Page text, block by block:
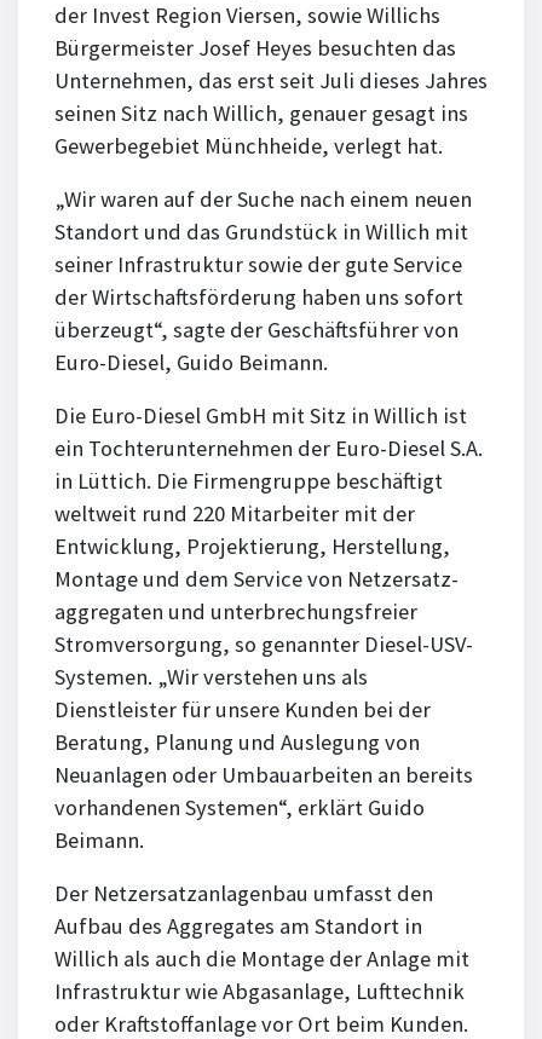
der Invest Region Viersen, sowie Willichs
Bürgermeister Josef Heyes besuchten das
Unternehmen, das erst seit Juli dieses Jahres
seinen Sitz nach Willich, genauer gesagt ins
Gewerbegebiet Münchheide, verlegt hat.
„Wir waren auf der Suche nach einem neuen
Standort und das Grundstück in Willich mit
seiner Infrastruktur sowie der gute Service
der Wirtschafts­förderung haben uns sofort
überzeugt“, sagte der Geschäftsführer von
Euro-Diesel, Guido Beimann.
Die Euro-Diesel GmbH mit Sitz in Willich ist
ein Tochter­unternehmen der Euro-Diesel S.A.
in Lüttich. Die Firmengruppe beschäftigt
weltweit rund 220 Mitarbeiter mit der
Entwicklung, Projektierung, Herstellung,
Montage und dem Service von Netzersatz­
aggregaten und unterbrechungs­freier
Stromversorgung, so genannter Diesel-USV-
Systemen. „Wir verstehen uns als
Dienstleister für unsere Kunden bei der
Beratung, Planung und Auslegung von
Neuanlagen oder Umbauarbeiten an bereits
vorhandenen Systemen“, erklärt Guido
Beimann.
Der Netzersatzanlagenbau umfasst den
Aufbau des Aggregates am Standort in
Willich als auch die Montage der Anlage mit
Infrastruktur wie Abgasanlage, Lufttechnik
oder Kraftstoffanlage vor Ort beim Kunden.